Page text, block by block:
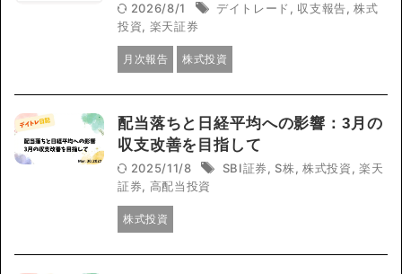
2026/8/1 デイトレード , 収支報告,株式
投資, 楽天証券
月次報告 株式投資
配当落ちと日経平均への影響：3月の
収支改善を目指して
2025/11/8 SBI証券, S株, 株式投資, 楽天
証券, 高配当投資
株式投資